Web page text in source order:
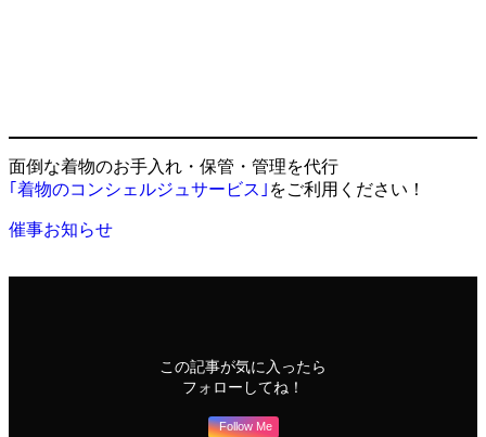
面倒な着物のお手入れ・保管・管理を代行
｢着物のコンシェルジュサービス｣ をご利用ください！
催事お知らせ
この記事が気に入ったら
フォローしてね！
Follow Me